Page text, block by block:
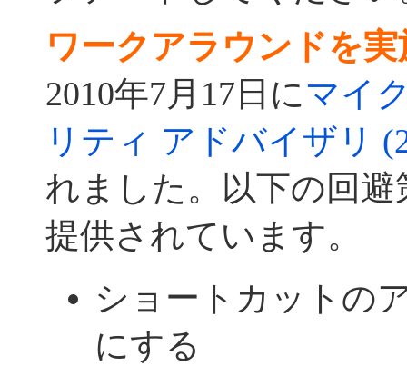
ワークアラウンドを
2010年7月17日にマイ
リティ アドバイザリ
れました。以下の回
提供されています。
ショートカットの
にする